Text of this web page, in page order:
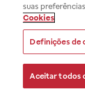
suas
Cookies
Definições de
Aceitar todos